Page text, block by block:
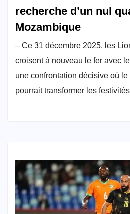
recherche d’un nul
Mozambique
– Ce 31 décembre 2025, les
croisent à nouveau le fer avec
une confrontation décisive où
pourrait transformer les